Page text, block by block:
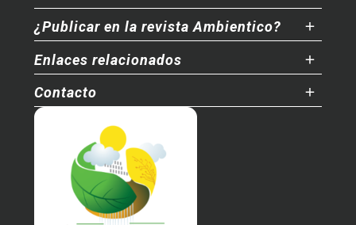
¿Publicar en la revista Ambientico?
Enlaces relacionados
Contacto